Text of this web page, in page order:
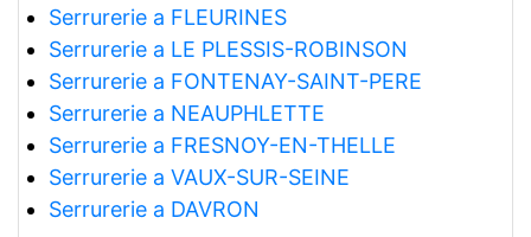
Serrurerie a FLEURINES
Serrurerie a LE PLESSIS-ROBINSON
Serrurerie a FONTENAY-SAINT-PERE
Serrurerie a NEAUPHLETTE
Serrurerie a FRESNOY-EN-THELLE
Serrurerie a VAUX-SUR-SEINE
Serrurerie a DAVRON